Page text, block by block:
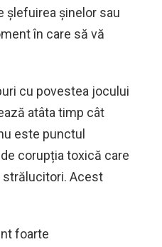
șlefuirea șinelor sau
în care să vă
cu povestea jocului
atâta timp cât
este punctul
corupția toxică care
strălucitori. Acest
foarte